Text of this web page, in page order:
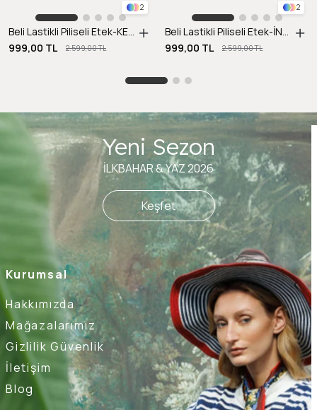
2
999,00 TL
2.599,00 TL
2
999,00 TL
2.599,00 TL
Kurumsal
Hakkımızda
Mağazalarımız
Gizlilik Güvenlik
İletişim
Blog
Yeni Sezon
İLKBAHAR & YAZ 2026
Keşfet